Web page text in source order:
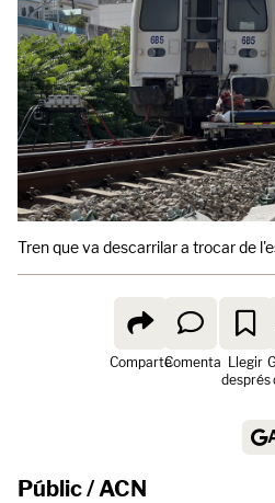
Tren que va descarrilar a trocar de
ComparteComenta Llegir
després
Públic / ACN